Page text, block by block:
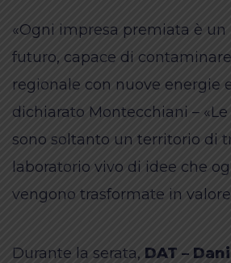
«Ogni impresa premiata è
futuro, capace di
regionale con nuove energie
dichiarato Montecchiani –
sono soltanto un territorio di
laboratorio vivo di idee che
vengono trasformate in
Durante la serata, DAT –